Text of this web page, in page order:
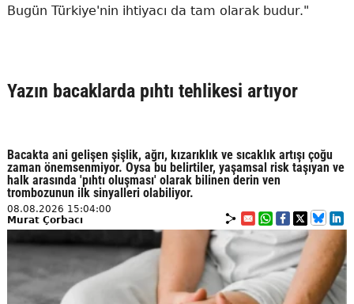
Bugün Türkiye'nin ihtiyacı da tam olarak budur."
Yazın bacaklarda pıhtı tehlikesi artıyor
Bacakta ani gelişen şişlik, ağrı, kızarıklık ve sıcaklık artışı çoğu
zaman önemsenmiyor. Oysa bu belirtiler, yaşamsal risk taşıyan ve
halk arasında 'pıhtı oluşması' olarak bilinen derin ven
trombozunun ilk sinyalleri olabiliyor.
08.08.2026 15:04:00
Murat Çorbacı